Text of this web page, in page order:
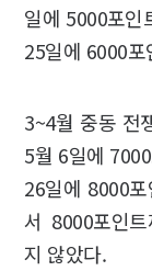
일에 5000포인
25일에 6000
3~4월 중동 전
5월 6일에
26일에 8000
서 8000포인
지 않았다.